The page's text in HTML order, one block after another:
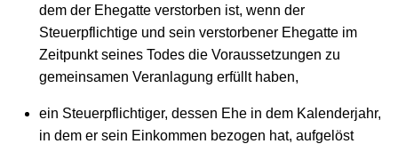
dem der Ehegatte verstorben ist, wenn der
Steuerpflichtige und sein verstorbener Ehegatte im
Zeitpunkt seines Todes die Voraussetzungen zu
gemeinsamen Veranlagung erfüllt haben,
ein Steuerpflichtiger, dessen Ehe in dem Kalenderjahr,
in dem er sein Einkommen bezogen hat, aufgelöst